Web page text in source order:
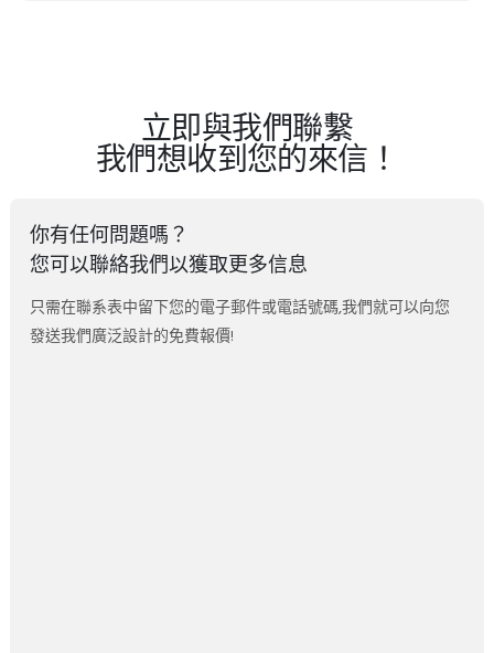
立即與我們聯繫
我們想收到您的來信！
你有任何問題嗎？
您可以聯絡我們以獲取更多信息
只需在聯系表中留下您的電子郵件或電話號碼,我們就可以向您
發送我們廣泛設計的免費報價!